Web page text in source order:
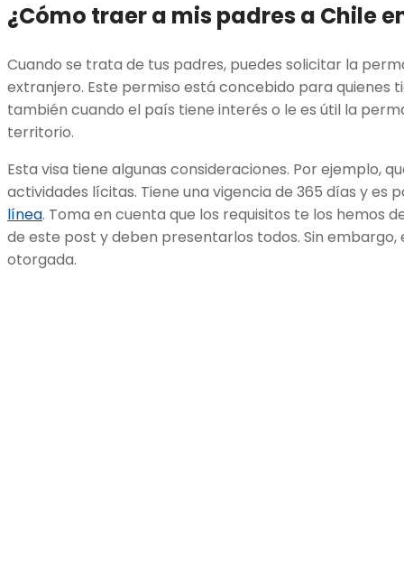
¿Cómo traer a mis padres a Chile
Cuando se trata de tus padres, puedes solicitar la
extranjero. Este permiso está concebido para quienes
también cuando el país tiene interés o le es útil la
territorio.
Esta visa tiene algunas consideraciones. Por ejemplo,
actividades lícitas. Tiene una vigencia de 365 días y es
línea. Toma en cuenta que los requisitos te los hemos
de este post y deben presentarlos todos. Sin embargo,
otorgada.